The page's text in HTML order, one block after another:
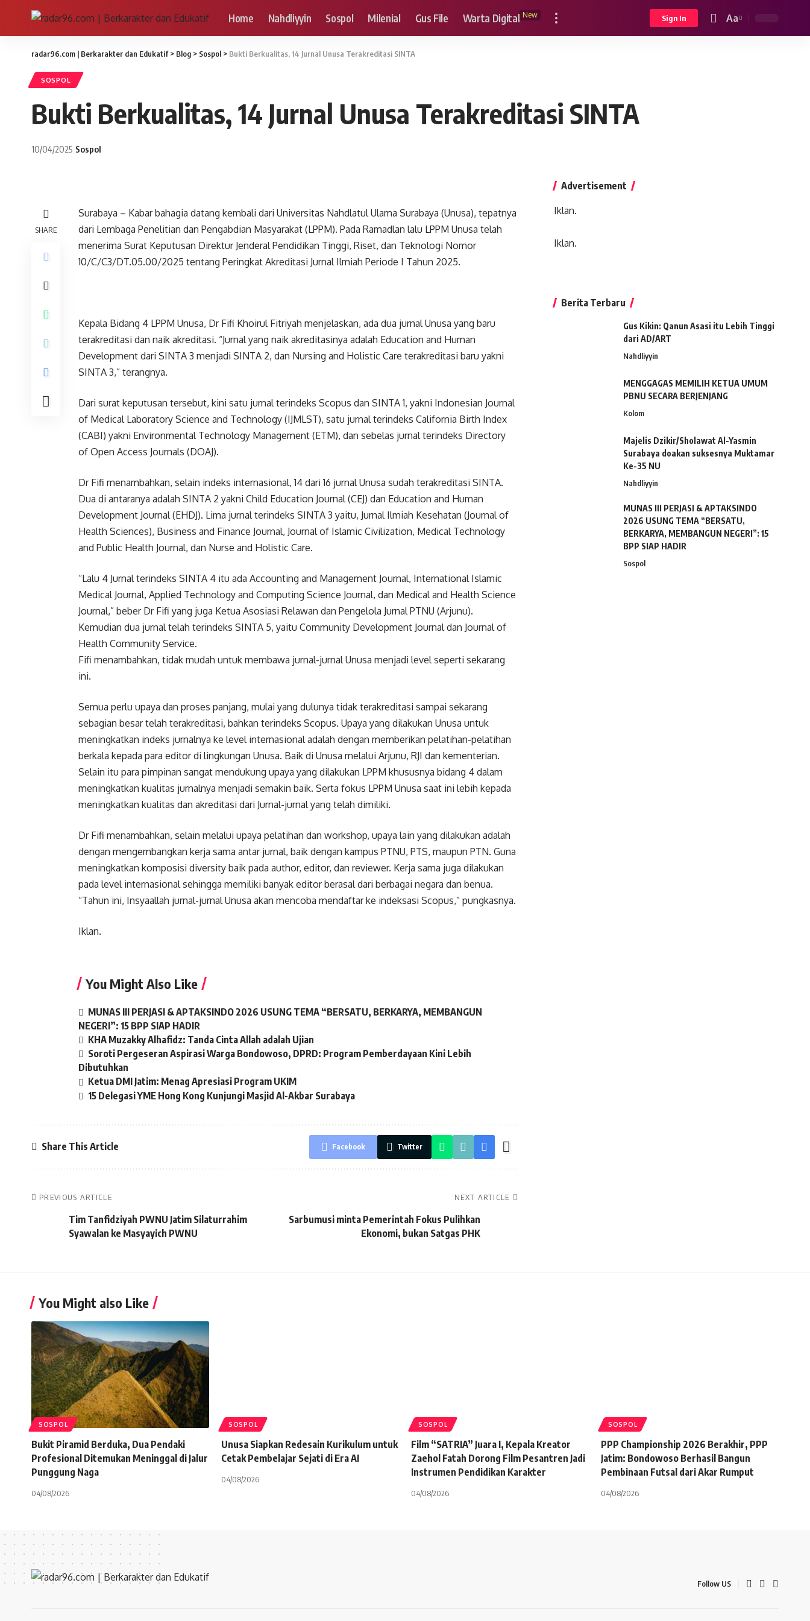
Home Nahdliyyin Sospol Milenial Gus File Warta Digital New Sign In
Font
Aa
radar96.com | Berkarakter dan Edukatif> Blog > Sospol > Bukti Berkualitas, 14 Jurnal Unusa Terakreditasi SINTA
SOSPOL
Bukti Berkualitas, 14 Jurnal Unusa Terakreditasi SINTA
10/04/2025 Sospol
SHARE
Surabaya – Kabar bahagia datang kembali dari Universitas Nahdlatul Ulama Surabaya (Unusa), tepatnya
dari Lembaga Penelitian dan Pengabdian Masyarakat (LPPM). Pada Ramadlan lalu LPPM Unusa telah
menerima Surat Keputusan Direktur Jenderal Pendidikan Tinggi, Riset, dan Teknologi Nomor
10/C/C3/DT.05.00/2025 tentang Peringkat Akreditasi Jurnal Ilmiah Periode I Tahun 2025.
Kepala Bidang 4 LPPM Unusa, Dr Fifi Khoirul Fitriyah menjelaskan, ada dua jurnal Unusa yang baru
terakreditasi dan naik akreditasi. “Jurnal yang naik akreditasinya adalah Education and Human
Development dari SINTA 3 menjadi SINTA 2, dan Nursing and Holistic Care terakreditasi baru yakni
SINTA 3,” terangnya.
Dari surat keputusan tersebut, kini satu jurnal terindeks Scopus dan SINTA 1, yakni Indonesian Journal
of Medical Laboratory Science and Technology (IJMLST), satu jurnal terindeks California Birth Index
(CABI) yakni Environmental Technology Management (ETM), dan sebelas jurnal terindeks Directory
of Open Access Journals (DOAJ).
Dr Fifi menambahkan, selain indeks internasional, 14 dari 16 jurnal Unusa sudah terakreditasi SINTA.
Dua di antaranya adalah SINTA 2 yakni Child Education Journal (CEJ) dan Education and Human
Development Journal (EHDJ). Lima jurnal terindeks SINTA 3 yaitu, Jurnal Ilmiah Kesehatan (Journal of
Health Sciences), Business and Finance Journal, Journal of Islamic Civilization, Medical Technology
and Public Health Journal, dan Nurse and Holistic Care.
“Lalu 4 Jurnal terindeks SINTA 4 itu ada Accounting and Management Journal, International Islamic
Medical Journal, Applied Technology and Computing Science Journal, dan Medical and Health Science
Journal,” beber Dr Fifi yang juga Ketua Asosiasi Relawan dan Pengelola Jurnal PTNU (Arjunu).
Kemudian dua jurnal telah terindeks SINTA 5, yaitu Community Development Journal dan Journal of
Health Community Service.
Fifi menambahkan, tidak mudah untuk membawa jurnal-jurnal Unusa menjadi level seperti sekarang
ini.
Semua perlu upaya dan proses panjang, mulai yang dulunya tidak terakreditasi sampai sekarang
sebagian besar telah terakreditasi, bahkan terindeks Scopus. Upaya yang dilakukan Unusa untuk
meningkatkan indeks jurnalnya ke level internasional adalah dengan memberikan pelatihan-pelatihan
berkala kepada para editor di lingkungan Unusa. Baik di Unusa melalui Arjunu, RJI dan kementerian.
Selain itu para pimpinan sangat mendukung upaya yang dilakukan LPPM khususnya bidang 4 dalam
meningkatkan kualitas jurnalnya menjadi semakin baik. Serta fokus LPPM Unusa saat ini lebih kepada
meningkatkan kualitas dan akreditasi dari Jurnal-jurnal yang telah dimiliki.
Dr Fifi menambahkan, selain melalui upaya pelatihan dan workshop, upaya lain yang dilakukan adalah
dengan mengembangkan kerja sama antar jurnal, baik dengan kampus PTNU, PTS, maupun PTN. Guna
meningkatkan komposisi diversity baik pada author, editor, dan reviewer. Kerja sama juga dilakukan
pada level internasional sehingga memiliki banyak editor berasal dari berbagai negara dan benua.
“Tahun ini, Insyaallah jurnal-jurnal Unusa akan mencoba mendaftar ke indeksasi Scopus,” pungkasnya.
Iklan.
You Might Also Like
MUNAS III PERJASI & APTAKSINDO 2026 USUNG TEMA “BERSATU, BERKARYA, MEMBANGUN
NEGERI”: 15 BPP SIAP HADIR
KHA Muzakky Alhafidz: Tanda Cinta Allah adalah Ujian
Soroti Pergeseran Aspirasi Warga Bondowoso, DPRD: Program Pemberdayaan Kini Lebih
Dibutuhkan
Ketua DMI Jatim: Menag Apresiasi Program UKIM
15 Delegasi YME Hong Kong Kunjungi Masjid Al-Akbar Surabaya
Share This Article Facebook Twitter
PREVIOUS ARTICLE
Tim Tanfidziyah PWNU Jatim Silaturrahim
Syawalan ke Masyayich PWNU
NEXT ARTICLE
Sarbumusi minta Pemerintah Fokus Pulihkan
Ekonomi, bukan Satgas PHK
Advertisement
Iklan.
Iklan.
Berita Terbaru
Gus Kikin: Qanun Asasi itu Lebih Tinggi
dari AD/ART
Nahdliyyin
MENGGAGAS MEMILIH KETUA UMUM
PBNU SECARA BERJENJANG
Kolom
Majelis Dzikir/Sholawat Al-Yasmin
Surabaya doakan suksesnya Muktamar
Ke-35 NU
Nahdliyyin
MUNAS III PERJASI & APTAKSINDO
2026 USUNG TEMA “BERSATU,
BERKARYA, MEMBANGUN NEGERI”: 15
BPP SIAP HADIR
Sospol
You Might also Like
SOSPOL
Bukit Piramid Berduka, Dua Pendaki
Profesional Ditemukan Meninggal di Jalur
Punggung Naga
04/08/2026
SOSPOL
Unusa Siapkan Redesain Kurikulum untuk
Cetak Pembelajar Sejati di Era AI
04/08/2026
SOSPOL
Film “SATRIA” Juara I, Kepala Kreator
Zaehol Fatah Dorong Film Pesantren Jadi
Instrumen Pendidikan Karakter
04/08/2026
SOSPOL
PPP Championship 2026 Berakhir, PPP
Jatim: Bondowoso Berhasil Bangun
Pembinaan Futsal dari Akar Rumput
04/08/2026
Follow US